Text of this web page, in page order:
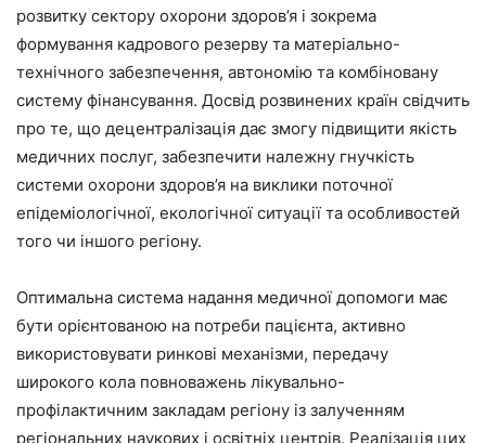
розвитку сектору охорони здоров’я і зокрема
формування кадрового резерву та матеріально-
технічного забезпечення, автономію та комбіновану
систему фінансування. Досвід розвинених країн свідчить
про те, що децентралізація дає змогу підвищити якість
медичних послуг, забезпечити належну гнучкість
системи охорони здоров’я на виклики поточної
епідеміологічної, екологічної ситуації та особливостей
того чи іншого регіону.
Оптимальна система надання медичної допомоги має
бути орієнтованою на потреби пацієнта, активно
використовувати ринкові механізми, передачу
широкого кола повноважень лікувально-
профілактичним закладам регіону із залученням
регіональних наукових і освітніх центрів. Реалізація цих